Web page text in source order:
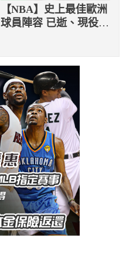
【NBA】史上最佳歐洲
球員陣容 已逝、現役球